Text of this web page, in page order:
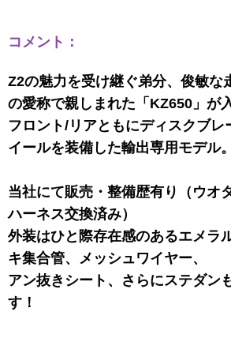
コメント：
Z2の魅力を受け継ぐ弟分、俊敏な
の愛称で親しまれた「KZ650」が
フロント/リアともにディスクブレ
イールを装備した輸出専用モデル。
当社にて販売・整備歴有り（ウオ
ハーネス交換済み）
外装はひと際存在感のあるエメラ
キ集合管、メッシュワイヤー、
アン抜きシート、さらにステダン
す！